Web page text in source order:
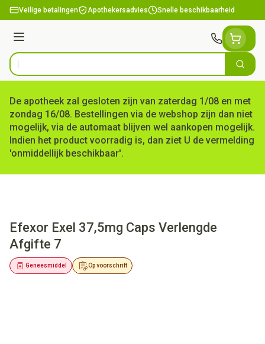
Ga naar de inhoud
Veilige betalingen Apothekersadvies Snelle beschikbaarheid
Menu
Product, merk, categorie... Zoek
De apotheek zal gesloten zijn van zaterdag 1/08 en met
zondag 16/08. Bestellingen via de webshop zijn dan niet
mogelijk, via de automaat blijven wel aankopen mogelijk.
Indien het product voorradig is, dan ziet U de vermelding
'onmiddellijk beschikbaar'.
Efexor Exel 37,5mg Caps Verlengde
Afgifte 7
Op voorschrift
Geneesmiddel